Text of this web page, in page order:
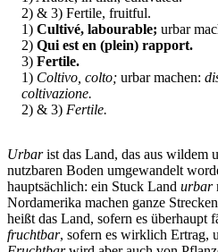
2) & 3) Fertile, fruitful.
1) Cultivé, labourable; urbar
2) Qui est en (plein) rapport.
3) Fertile.
1) Coltivo, colto; urbar machen:
coltivazione.
2) & 3) Fertile.
Urbarist das Land, das aus wildem
nutzbaren Boden umgewandelt
hauptsächlich: ein Stuck Land urbar
Nordamerika machen ganze
heißt das Land, sofern es überhaupt
fruchtbar, sofern es wirklich Ertrag,